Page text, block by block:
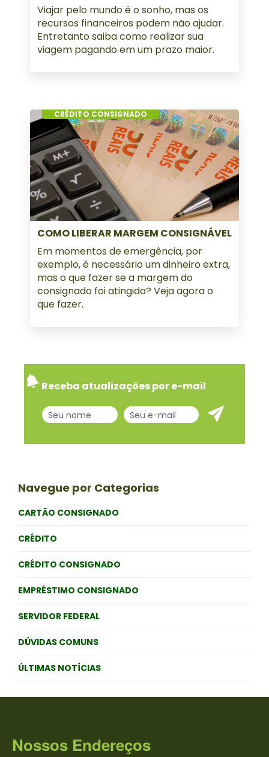
Viajar pelo mundo é o sonho, mas os
recursos financeiros podem não ajudar.
Entretanto saiba como realizar sua
viagem pagando em um prazo maior.
CRÉDITO CONSIGNADO
COMO LIBERAR MARGEM CONSIGNÁVEL
Em momentos de emergência, por
exemplo, é necessário um dinheiro extra,
mas o que fazer se a margem do
consignado foi atingida? Veja agora o
que fazer.
Receba atualizações por e-mail
Navegue por Categorias
CARTÃO CONSIGNADO
CRÉDITO
CRÉDITO CONSIGNADO
EMPRÉSTIMO CONSIGNADO
SERVIDOR FEDERAL
DÚVIDAS COMUNS
ÚLTIMAS NOTÍCIAS
Nossos Endereços